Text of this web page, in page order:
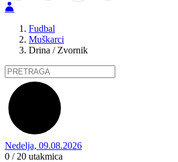
Fudbal
Muškarci
Drina / Zvornik
Nedelja, 09.08.2026
0 / 20 utakmica